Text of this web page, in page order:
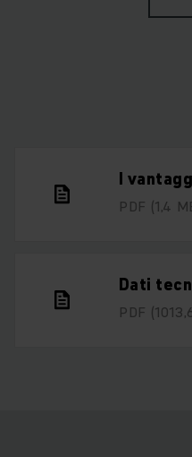
I
PDF (1,4
Dati
PDF